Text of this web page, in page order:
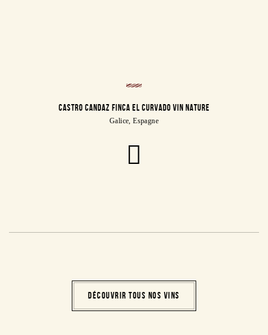
CASTRO CANDAZ FINCA EL CURVADO VIN NATURE
Galice, Espagne
DÉCOUVRIR TOUS NOS VINS